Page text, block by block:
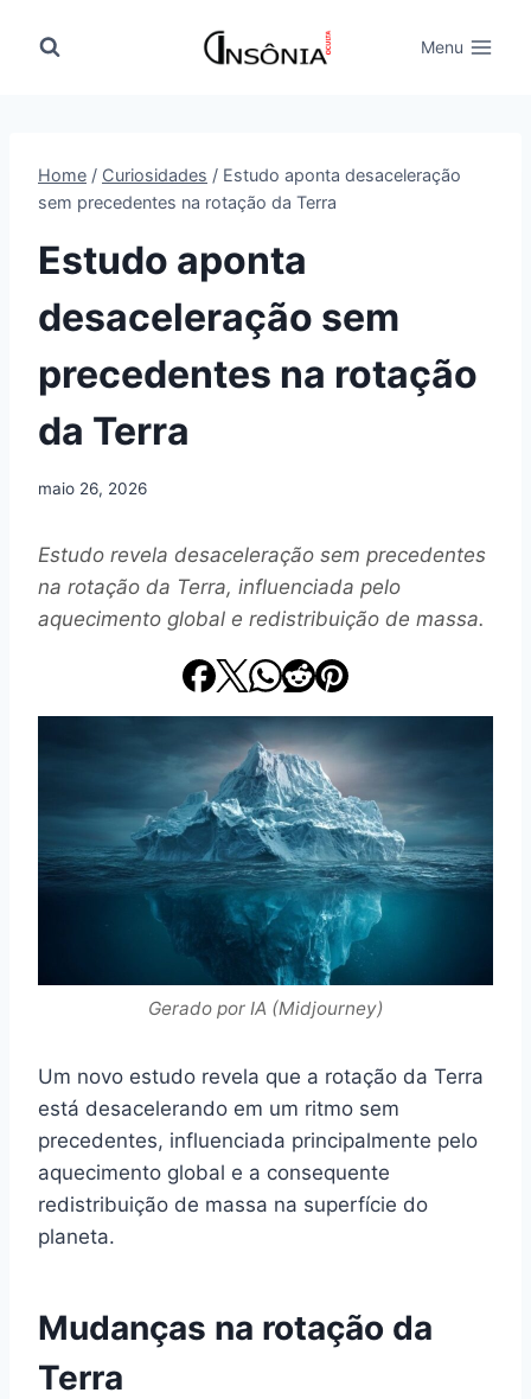
para
Menu
Home / Curiosidades / Estudo aponta desaceleração
sem precedentes na rotação da Terra
Estudo aponta
desaceleração sem
precedentes na rotação
da Terra
maio 26, 2026
Estudo revela desaceleração sem precedentes
na rotação da Terra, influenciada pelo
aquecimento global e redistribuição de massa.
Gerado por IA (Midjourney)
Um novo estudo revela que a rotação da Terra
está desacelerando em um ritmo sem
precedentes, influenciada principalmente pelo
aquecimento global e a consequente
redistribuição de massa na superfície do
planeta.
Mudanças na rotação da
Terra